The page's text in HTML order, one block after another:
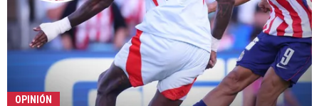
OPINIÓN